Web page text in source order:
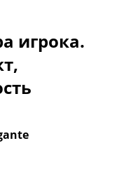
Мира
игрока.